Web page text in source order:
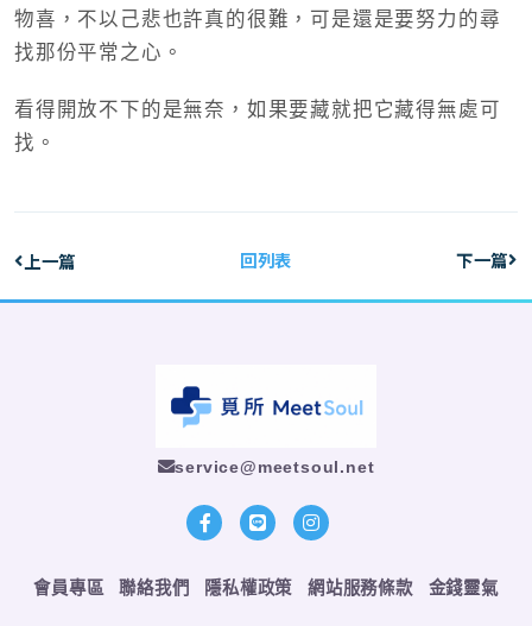
物喜，不以己悲也許真的很難，可是還是要努力的尋
找那份平常之心。
看得開放不下的是無奈，如果要藏就把它藏得無處可
找。
上一篇 回列表 下一篇
service@meetsoul.net
會員專區 聯絡我們 隱私權政策 網站服務條款 金錢靈氣